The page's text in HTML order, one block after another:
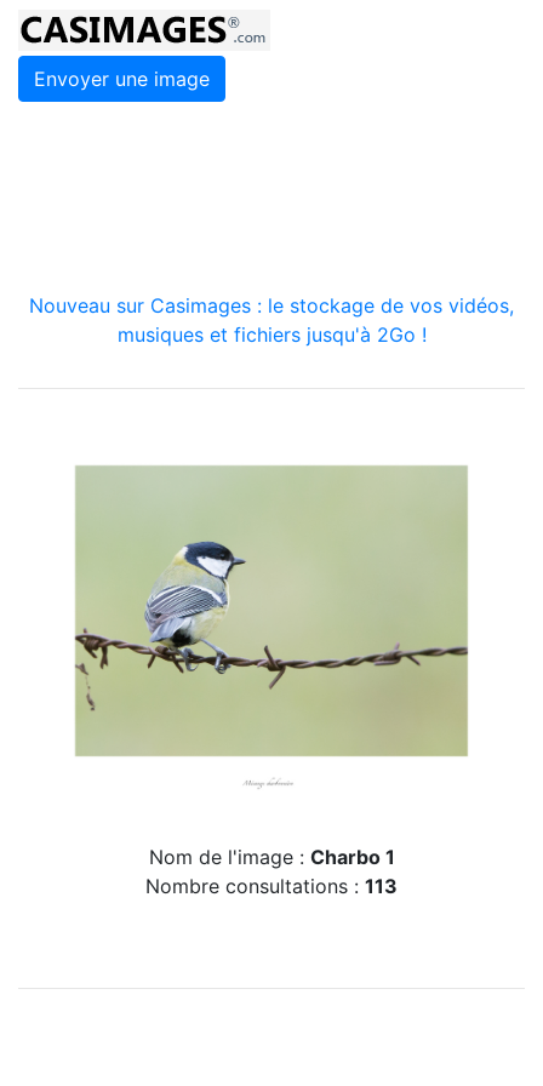
Envoyer une image
Nouveau sur Casimages : le stockage de vos vidéos,
musiques et fichiers jusqu'à 2Go !
Nom de l'image : Charbo 1
Nombre consultations : 113